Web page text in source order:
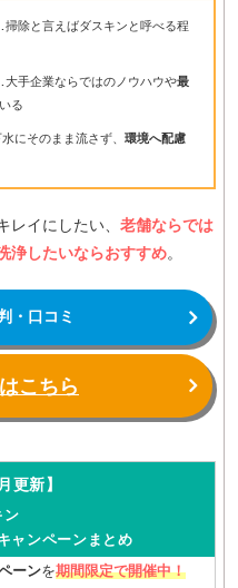
掃除と言えばダスキンと呼べる程
大手企業ならではのノウハウや最
る
にそのまま流さず、 環境へ配慮
イにしたい、 老舗ならでは
浄したいならおすすめ。
・口コミ
こちら
更新】
ン
ャンペーンまとめ
ーンを期間限定で開催中！